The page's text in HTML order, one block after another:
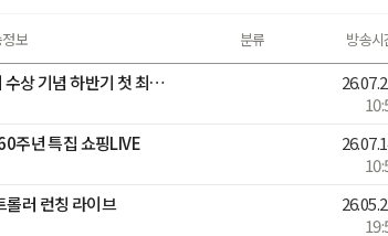
보 분류 방송시
[베스트어워즈] 누적 600회 수상 기념 하반기 첫 최대 혜택 LIVE
주년 특집 쇼핑LIVE
러 런칭 라이브